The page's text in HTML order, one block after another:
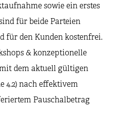
sowie ein erstes
für beide Parteien
für den Kunden kostenfrei.
& konzeptionelle
dem aktuell gültigen
4.2) nach effektivem
Pauschalbetrag